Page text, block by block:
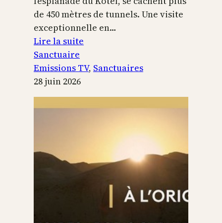
de 450 mètres de tunnels. Une visite
exceptionnelle en…
Lire la suite
Temple
Jérusalem
Sanctuaire
Emissions TV, Sanctuaires
28 juin 2026